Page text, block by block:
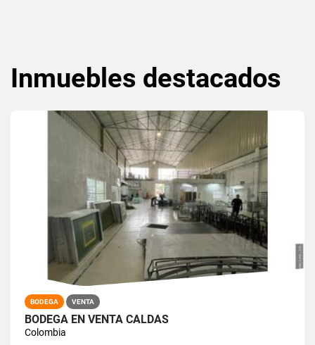
Inmuebles destacados
BODEGA VENTA
BODEGA EN VENTA CALDAS
Colombia